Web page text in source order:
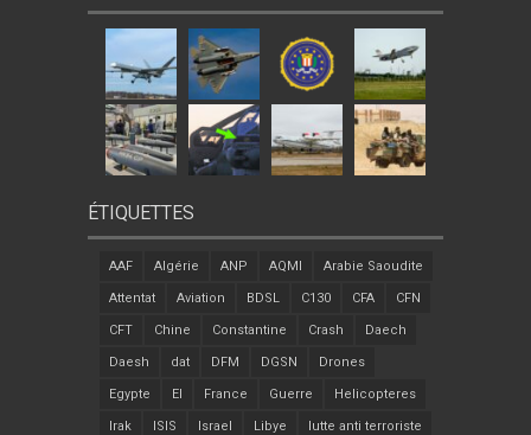
ÉTIQUETTES
AAF Algérie ANP AQMI Arabie Saoudite
Attentat Aviation BDSL C130 CFA CFN
CFT Chine Constantine Crash Daech
Daesh dat DFM DGSN Drones
Egypte EI France Guerre Helicopteres
Irak ISIS Israel Libye lutte anti terroriste